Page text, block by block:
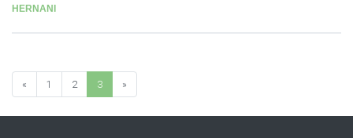
HERNANI
« 1 2 3 »